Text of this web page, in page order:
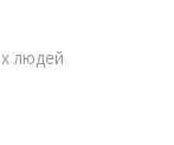
людей